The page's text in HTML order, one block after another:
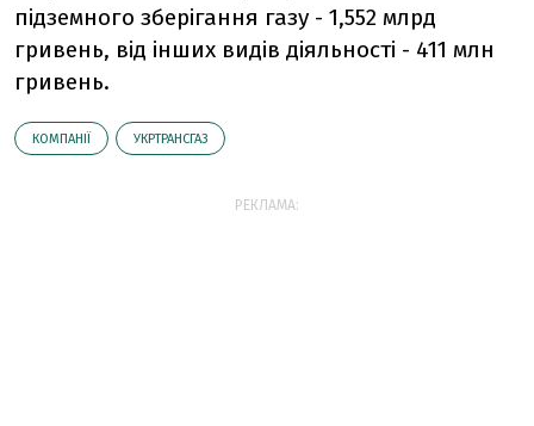
підземного зберігання газу - 1,552 млрд
гривень, від інших видів діяльності - 411 млн
гривень.
КОМПАНІЇ УКРТРАНСГАЗ
РЕКЛАМА: